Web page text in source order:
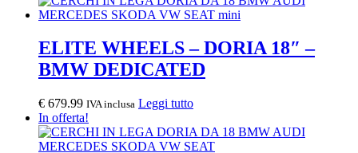
ELITE WHEELS – DORIA 18″ –
BMW DEDICATED
€ 679.99 IVA inclusa Leggi tutto
In offerta!